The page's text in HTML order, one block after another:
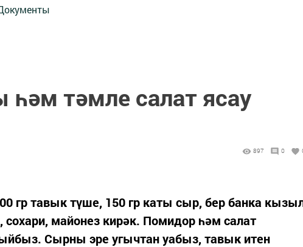
тәмле салат ясау
897 0
гр тавык түше, 150 гр каты сыр, бер банка
майонез кирәк. Помидор һәм салат
Сырны эре угычтан уабыз, тавык итен